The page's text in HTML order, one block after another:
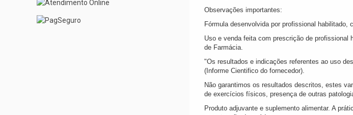
Observações importantes:
Fórmula desenvolvida por profissional habilitado,
Uso e venda feita com prescrição de profissional
de Farmácia.
"Os resultados e indicações referentes ao uso
(Informe Cientifico do fornecedor).
Não garantimos os resultados descritos, estes
de exercícios físicos, presença de outras
Produto adjuvante e suplemento alimentar. A